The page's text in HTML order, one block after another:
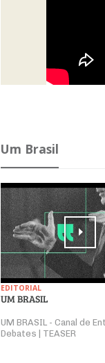
Um Brasil
EDITORIAL
UM BRASIL
UM BRASIL - Canal de
Debates | TEASER